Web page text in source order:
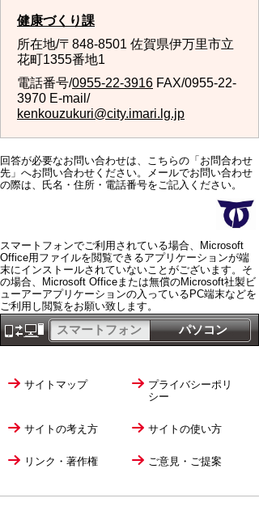
健康づくり課
所在地/〒848-8501 佐賀県伊万里市立
花町1355番地1
電話番号/0955-22-3916 FAX/0955-22-
3970 E-mail/
kenkouzukuri@city.imari.lg.jp
回答が必要なお問い合わせは、こちらの「お問合わせ
先」へお問い合わせください。メールでお問い合わせ
の際は、氏名・住所・電話番号をご記入ください。
スマートフォンでご利用されている場合、Microsoft
Office用ファイルを閲覧できるアプリケーションが端
末にインストールされていないことがございます。そ
の場合、Microsoft Officeまたは無償のMicrosoft社製ビ
ューアーアプリケーションの入っているPC端末などを
ご利用し閲覧をお願い致します。
パソコン
スマートフォン
サイトマップ
プライバシーポリ
シー
サイトの考え方 サイトの使い方
リンク・著作権 ご意見・ご提案